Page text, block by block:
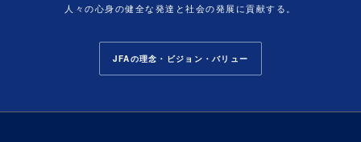
人々の心身の健全な発達と社会の発展に貢献する。
JFAの理念・ビジョン・バリュー